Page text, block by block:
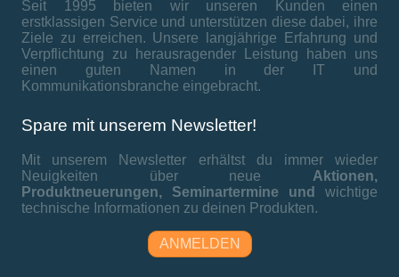
Seit 1995 bieten wir unseren Kunden einen
erstklassigen Service und unterstützen diese dabei, ihre
Ziele zu erreichen. Unsere langjährige Erfahrung und
Verpflichtung zu herausragender Leistung haben uns
einen guten Namen in der IT und
Kommunikationsbranche eingebracht.
Spare mit unserem Newsletter!
Mit unserem Newsletter erhältst du immer wieder
Neuigkeiten über neue Aktionen,
Produktneuerungen, Seminartermine und wichtige
technische Informationen zu deinen Produkten.
ANMELDEN